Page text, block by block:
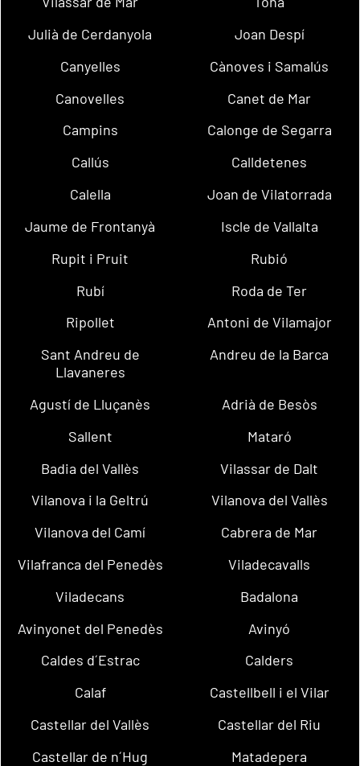
Julià de Cerdanyola
Joan Despí
Canyelles
Cànoves i Samalús
Canovelles
Canet de Mar
Campins
Calonge de Segarra
Callús
Calldetenes
Calella
Joan de Vilatorrada
Jaume de Frontanyà
Iscle de Vallalta
Rupit i Pruit
Rubió
Rubí
Roda de Ter
Ripollet
Antoni de Vilamajor
Sant Andreu de
Llavaneres
Andreu de la Barca
Agustí de Lluçanès
Adrià de Besòs
Sallent
Mataró
Badia del Vallès
Vilassar de Dalt
Vilanova i la Geltrú
Vilanova del Vallès
Vilanova del Camí
Cabrera de Mar
Vilafranca del Penedès
Viladecavalls
Viladecans
Badalona
Avinyonet del Penedès
Avinyó
Caldes d´Estrac
Calders
Calaf
Castellbell i el Vilar
Castellar del Vallès
Castellar del Riu
Castellar de n´Hug
Matadepera